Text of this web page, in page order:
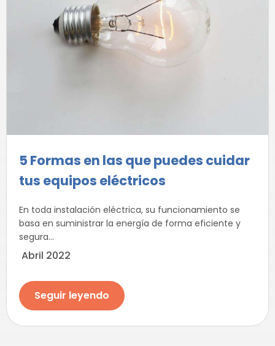
5 Formas en las que puedes cuidar
tus equipos eléctricos
En toda instalación eléctrica, su funcionamiento se
basa en suministrar la energía de forma eficiente y
segura...
Abril 2022
Seguir leyendo